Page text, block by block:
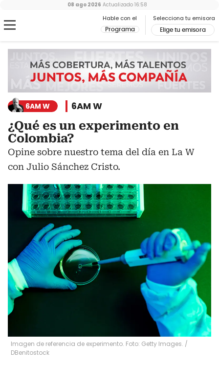
Hable con el
Programa
Selecciona tu emisora
Elige tu emisora
08 ago 2026 Actualizado 16:58
6AM W 6AM W
¿Qué es un experimento en
Colombia?
Opine sobre nuestro tema del día en La W
con Julio Sánchez Cristo.
Imagen de referencia de experimento. Foto: Getty Images. /
DBenitostock